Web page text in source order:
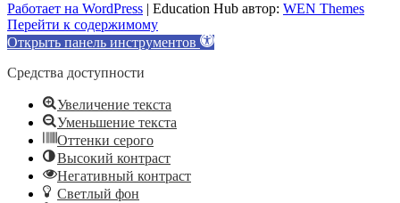
Работает на WordPress | Education Hub автор: WEN Themes
Перейти к содержимому
Открыть панель инструментов
Средства доступности
Увеличение текста
Уменьшение текста
Оттенки серого
Высокий контраст
Негативный контраст
Светлый фон